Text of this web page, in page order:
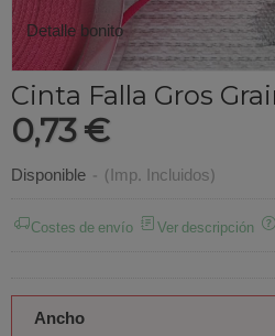
Detalle bonito
Cinta Falla Gros
0,73 €
Disponible - (Imp. Incluidos)
Costes de envío Ver descripción
Ancho